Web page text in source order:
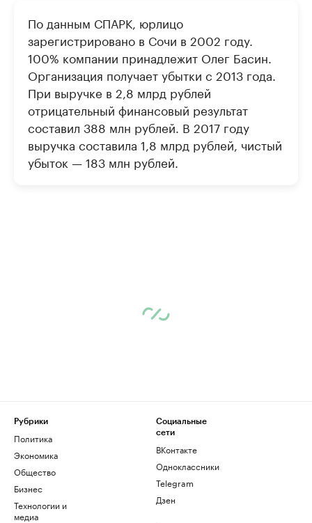
По данным СПАРК, юрлицо
зарегистрировано в Сочи в 2002 году.
100% компании принадлежит Олег Басин.
Организация получает убытки с 2013 года.
При выручке в 2,8 млрд рублей
отрицательный финансовый результат
составил 388 млн рублей. В 2017 году
выручка составила 1,8 млрд рублей, чистый
убыток — 183 млн рублей.
Рубрики
Политика
Экономика
Общество
Бизнес
Технологии и
медиа
Социальные
сети
ВКонтакте
Одноклассники
Telegram
Дзен